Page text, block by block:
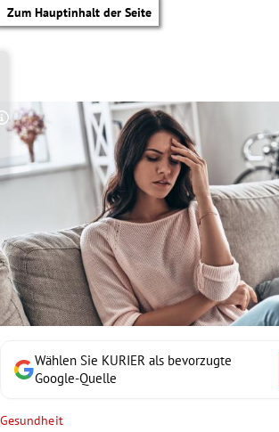
Zum Hauptinhalt der Seite
Untermenü
Untermenü
Wählen Sie KURIER als bevorzugte
Google-Quelle
Gesundheit
Copyright-Hinweis öffnen/schließen